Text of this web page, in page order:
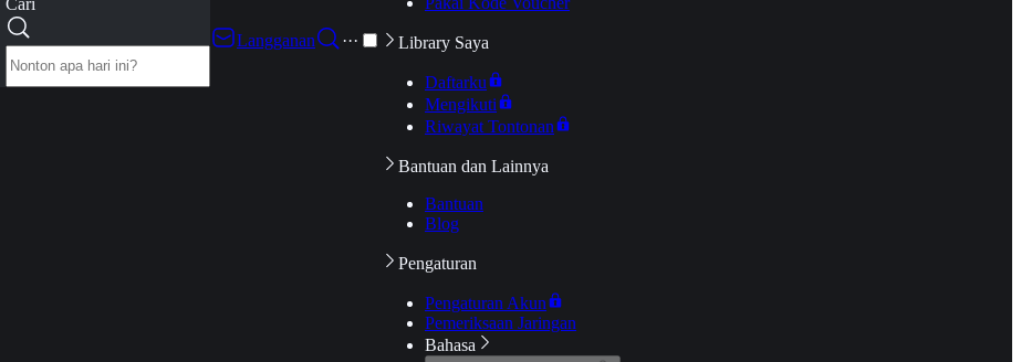
Langganan
··· Library Saya
Daftarku
Mengikuti
Riwayat Tontonan
Bantuan dan Lainnya
Bantuan
Blog
Pengaturan
Pengaturan Akun
Pemeriksaan Jaringan
Bahasa